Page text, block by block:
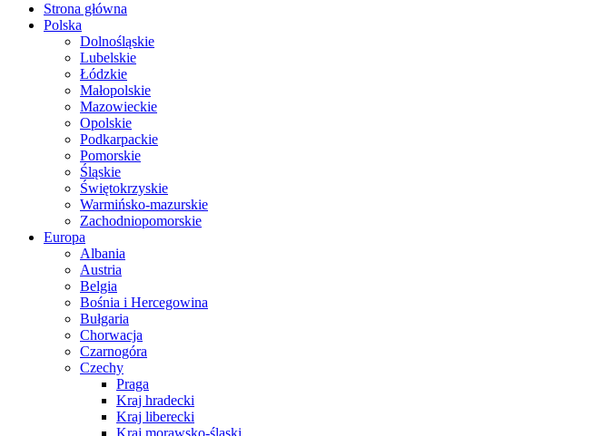
Strona główna
Polska
Dolnośląskie
Lubelskie
Łódzkie
Małopolskie
Mazowieckie
Opolskie
Podkarpackie
Pomorskie
Śląskie
Świętokrzyskie
Warmińsko-mazurskie
Zachodniopomorskie
Europa
Albania
Austria
Belgia
Bośnia i Hercegowina
Bułgaria
Chorwacja
Czarnogóra
Czechy
Praga
Kraj hradecki
Kraj liberecki
Kraj morawsko-śląski